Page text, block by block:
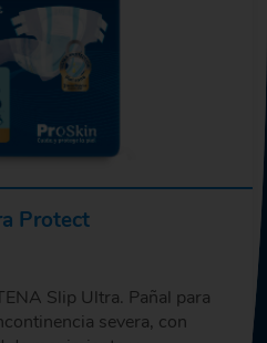
Protect
Slip Ultra. Pañal para
severa, con